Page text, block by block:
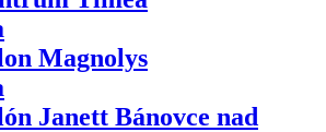
Magnolys
Janett Bánovce nad